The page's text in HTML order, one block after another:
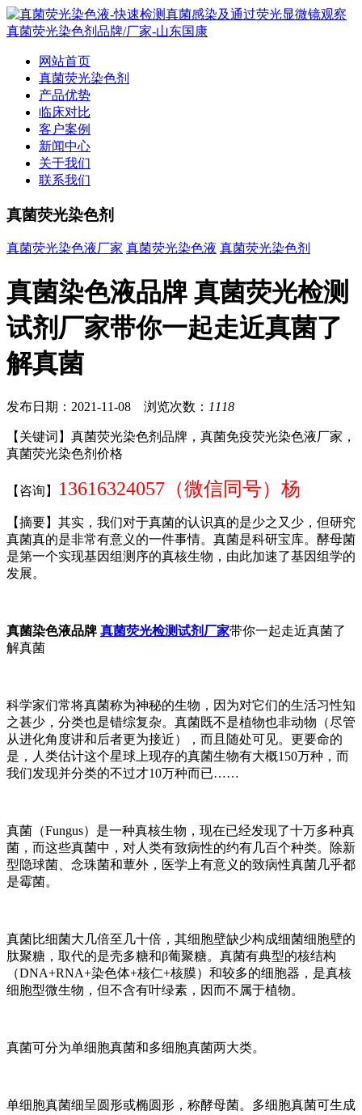
网站首页
真菌荧光染色剂
产品优势
临床对比
客户案例
新闻中心
关于我们
联系我们
真菌荧光染色剂
真菌荧光染色液厂家 真菌荧光染色液 真菌荧光染色剂
真菌染色液品牌 真菌荧光检测
试剂厂家带你一起走近真菌了
解真菌
发布日期：2021-11-08 浏览次数： 1118
【关键词】真菌荧光染色剂品牌，真菌免疫荧光染色液厂家，
真菌荧光染色剂价格
【咨询】 13616324057（微信同号）杨
【摘要】其实，我们对于真菌的认识真的是少之又少，但研究
真菌真的是非常有意义的一件事情。真菌是科研宝库。酵母菌
是第一个实现基因组测序的真核生物，由此加速了基因组学的
发展。
真菌染色液品牌 真菌荧光检测试剂厂家带你一起走近真菌了
解真菌
科学家们常将真菌称为神秘的生物，因为对它们的生活习性知
之甚少，分类也是错综复杂。真菌既不是植物也非动物（尽管
从进化角度讲和后者更为接近），而且随处可见。更要命的
是，人类估计这个星球上现存的真菌生物有大概150万种，而
我们发现并分类的不过才10万种而已……
真菌（Fungus）是一种真核生物，现在已经发现了十万多种真
菌，而这些真菌中，对人类有致病性的约有几百个种类。除新
型隐球菌、念珠菌和蕈外，医学上有意义的致病性真菌几乎都
是霉菌。
真菌比细菌大几倍至几十倍，其细胞壁缺少构成细菌细胞壁的
肽聚糖，取代的是壳多糖和β葡聚糖。真菌有典型的核结构
（DNA+RNA+染色体+核仁+核膜）和较多的细胞器，是真核
细胞型微生物，但不含有叶绿素，因而不属于植物。
真菌可分为单细胞真菌和多细胞真菌两大类。
单细胞真菌细呈圆形或椭圆形，称酵母菌。多细胞真菌可生成